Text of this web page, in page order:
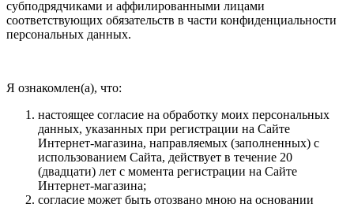
субподрядчиками и аффилированными лицами
соответствующих обязательств в части конфиденциальности
персональных данных.
Я ознакомлен(а), что:
настоящее согласие на обработку моих персональных
данных, указанных при регистрации на Сайте
Интернет-магазина, направляемых (заполненных) с
использованием Cайта, действует в течение 20
(двадцати) лет с момента регистрации на Cайте
Интернет-магазина;
согласие может быть отозвано мною на основании